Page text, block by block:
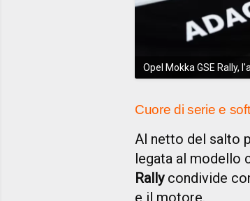
Opel Mokka GSE Rally,
Cuore di serie e
Al netto del salto
legata al modello
Rallycondivide
e il motore.